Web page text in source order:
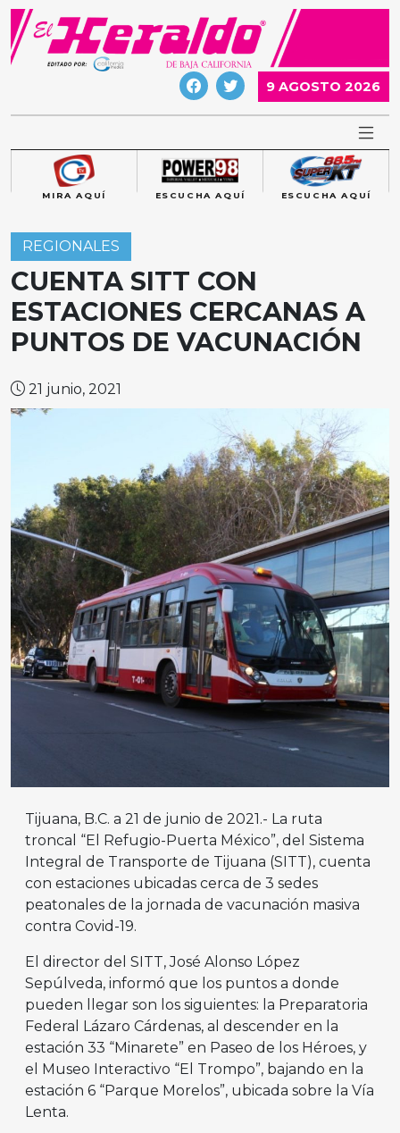
Skip
content
9 AGOSTO 2026
MIRA AQUÍ ESCUCHA AQUÍ ESCUCHA AQUÍ
REGIONALES
CUENTA SITT CON
ESTACIONES CERCANAS A
PUNTOS DE VACUNACIÓN
21 junio, 2021
Tijuana, B.C. a 21 de junio de 2021.- La ruta
troncal “El Refugio-Puerta México”, del Sistema
Integral de Transporte de Tijuana (SITT), cuenta
con estaciones ubicadas cerca de 3 sedes
peatonales de la jornada de vacunación masiva
contra Covid-19.
El director del SITT, José Alonso López
Sepúlveda, informó que los puntos a donde
pueden llegar son los siguientes: la Preparatoria
Federal Lázaro Cárdenas, al descender en la
estación 33 “Minarete” en Paseo de los Héroes, y
el Museo Interactivo “El Trompo”, bajando en la
estación 6 “Parque Morelos”, ubicada sobre la Vía
Lenta.